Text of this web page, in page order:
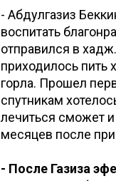
- Абдулгазиз
воспитать
отправился в
приходилось пить
горла. Прошел
спутникам
лечиться сможет и
месяцев после
- После Газиза